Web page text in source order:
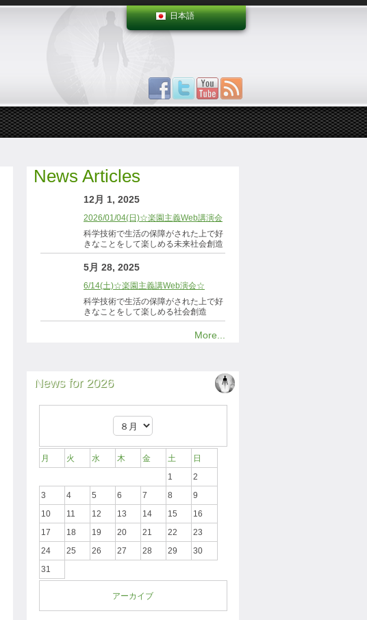
日本語
News Articles
12月 1, 2025
2026/01/04(日)☆楽園主義Web講演会
科学技術で生活の保障がされた上で好
きなことをして楽しめる未来社会創造
5月 28, 2025
6/14(土)☆楽園主義講Web演会☆
科学技術で生活の保障がされた上で好
きなことをして楽しめる社会創造
More...
News for 2026
月 火 水 木 金 土
日
1
2
3
4 5 6 7 8
9
10
11 12 13 14 15
16
17
18 19 20 21 22
23
24
25 26 27 28 29
30
31
アーカイブ